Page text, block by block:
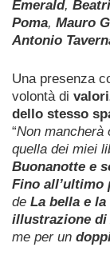
Emerald,
Poma, Mauro
Antonio
Una presenza
volontà di
dello stesso
“Non mancherà
quella dei miei
Buonanotte e
Fino all’ultimo
de La bella e la
illustrazione di
me per un